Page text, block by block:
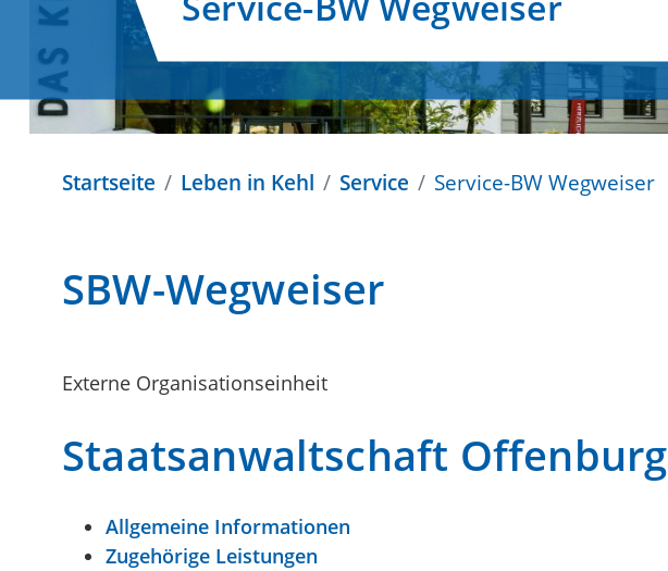
Startseite Leben in Kehl Service Service-BW Wegweiser
SBW-Wegweiser
Externe Organisationseinheit
Staatsanwaltschaft Offenburg
Allgemeine Informationen
Zugehörige Leistungen